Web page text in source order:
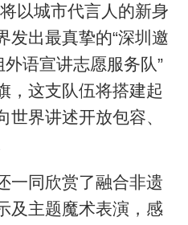
以城市代言人的新身
发出最真挚的“深圳邀
外语宣讲志愿服务队”
，这支队伍将搭建起
界讲述开放包容、
一同欣赏了融合非遗
及主题魔术表演，感